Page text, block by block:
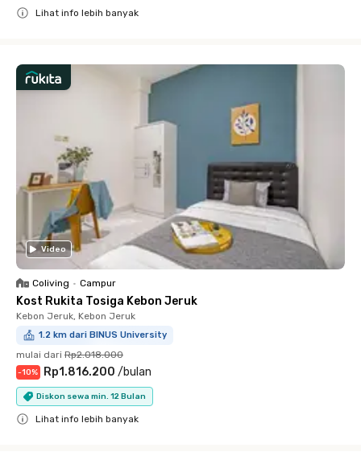
Lihat info lebih banyak
Video
Coliving • Campur
Kost Rukita Tosiga Kebon Jeruk
Kebon Jeruk, Kebon Jeruk
1.2 km dari BINUS University
mulai dari Rp2.018.000
-10% Rp1.816.200 /bulan
Diskon sewa min. 12 Bulan
Lihat info lebih banyak